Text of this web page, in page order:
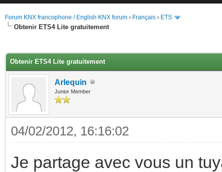
Forum KNX francophone / English KNX forum › Français › ETS
Obtenir ETS4 Lite gratuitement
Obtenir ETS4 Lite gratuitement
Arlequin
Junior Member
04/02/2012, 16:16:02
Je partage avec vous un